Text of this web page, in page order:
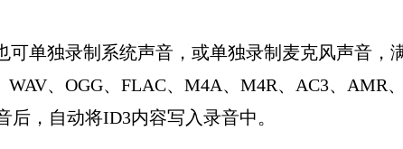
单独录制系统声音，或单独录制麦克风声音，
、OGG、FLAC、M4A、M4R、AC3、AMR
，自动将ID3内容写入录音中。